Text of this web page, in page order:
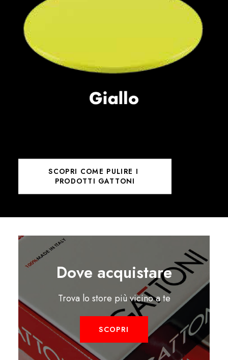
SCOPRI COME PULIRE I
PRODOTTI GATTONI
Dove acquistare
Trova lo store più vicino a te
SCOPRI